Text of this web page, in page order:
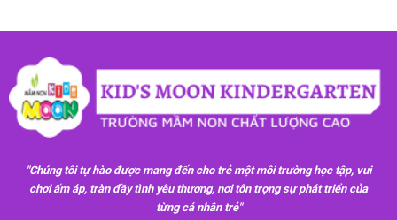
"Chúng tôi tự hào được mang đến cho trẻ một môi trường học tập, vui
chơi ấm áp, tràn đầy tình yêu thương, nơi tôn trọng sự phát triển của
từng cá nhân trẻ"